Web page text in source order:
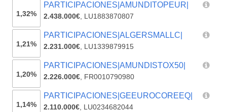
1,32%
PARTICIPACIONES|AMUNDITOPEUR|
2.438.000€, LU1883870807
1,21%
PARTICIPACIONES|ALGERSMALLC|
2.231.000€, LU1339879915
1,20%
PARTICIPACIONES|AMUNDISTOX50|
2.226.000€, FR0010790980
1,14%
PARTICIPACIONES|GEEUROCOREEQ|
2.110.000€, LU0234682044